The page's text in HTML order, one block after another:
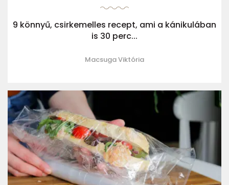
9 könnyű, csirkemelles recept, ami a kánikulában
is 30 perc...
Macsuga Viktória